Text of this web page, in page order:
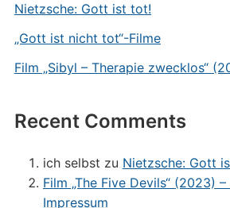
Nietzsche: Gott ist tot!
„Gott ist nicht tot“-Filme
Film „Sibyl – Therapie zwecklos“
Recent Comments
ich selbst zu Nietzsche: Gott
Film „The Five Devils“ (2023)
Impressum